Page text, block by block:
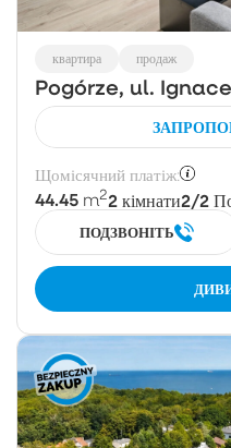
квартира продаж
Pogórze, ul.
Щомісячний платіж:
44.45 m22 кімнати2/2
ПОДЗВОНІТЬ